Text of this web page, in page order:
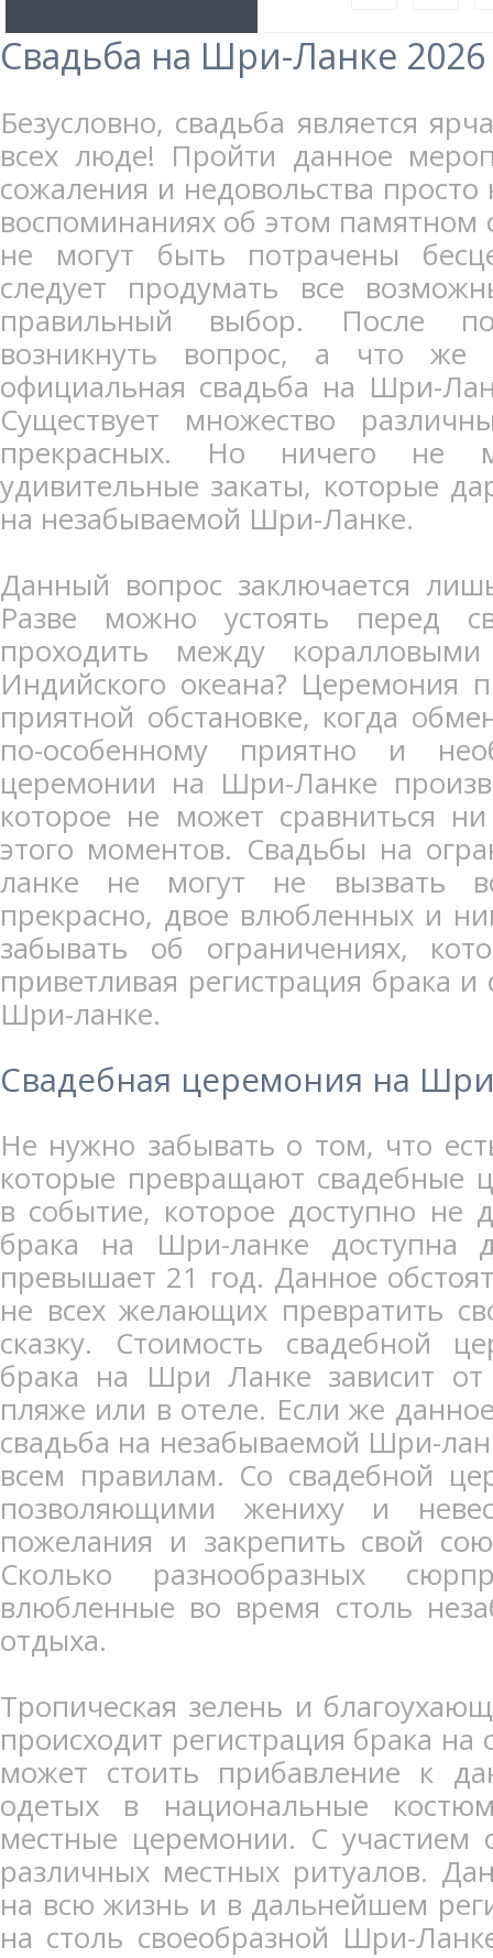
Свадьба на Шри-Ланке 2026
Безусловно, свадьба является
всех люде! Пройти данное
сожаления и недовольства
воспоминаниях об этом памятном
не могут быть потрачены
следует продумать все
правильный выбор. После
возникнуть вопрос, а что же
официальная свадьба на Шри-
Существует множество
прекрасных. Но ничего не
удивительные закаты, которые
на незабываемой Шри-Ланке.
Данный вопрос заключается
Разве можно устоять перед
проходить между
Индийского океана? Церемония
приятной обстановке, когда
по-особенному приятно и
церемонии на Шри-Ланке
которое не может сравниться
этого моментов. Свадьбы на
ланке не могут не вызвать
прекрасно, двое влюбленных и
забывать об ограничениях,
приветливая регистрация брака
Шри-ланке.
Свадебная церемония на
Не нужно забывать о том, что
которые превращают свадебные
в событие, которое доступно не
брака на Шри-ланке доступна
превышает 21 год. Данное
не всех желающих превратить
сказку. Стоимость свадебной
брака на Шри Ланке зависит
пляже или в отеле. Если же
свадьба на незабываемой Шри-
всем правилам. Со свадебной
позволяющими жениху и
пожелания и закрепить свой
Сколько разнообразных
влюбленные во время столь
отдыха.
Тропическая зелень и
происходит регистрация брака
может стоить прибавление к
одетых в национальные
местные церемонии. С
различных местных ритуалов.
на всю жизнь и в дальнейшем
на столь своеобразной Шри-